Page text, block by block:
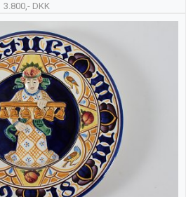
3.800,- DKK